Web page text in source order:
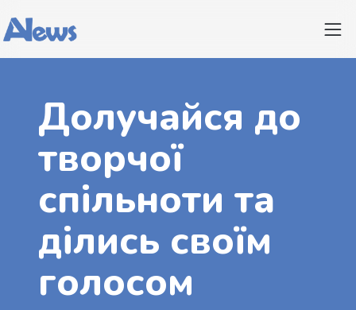
Долучайся до
творчої
спільноти та
ділись своїм
голосом